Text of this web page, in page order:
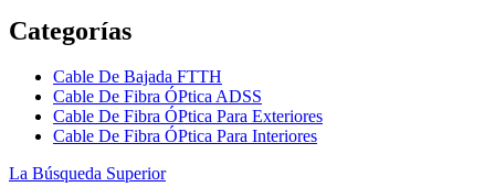
Categorías
Cable De Bajada FTTH
Cable De Fibra ÓPtica ADSS
Cable De Fibra ÓPtica Para Exteriores
Cable De Fibra ÓPtica Para Interiores
La Búsqueda Superior